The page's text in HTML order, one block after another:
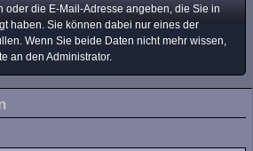
oder die E-Mail-Adresse angeben, die Sie in
haben. Sie können dabei nur eines der
Wenn Sie beide Daten nicht mehr wissen,
an den Administrator.